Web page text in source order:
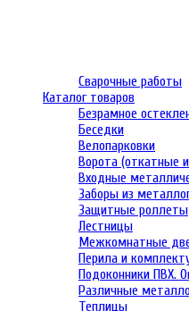
Сварочные работы
Каталог товаров
Безрамное
Беседки
Велопарковки
Ворота (откатные
Входные
Заборы из
Защитные роллеты
Лестницы
Межкомнатные
Перила и
Подоконники ПВХ.
Различные
Теплицы